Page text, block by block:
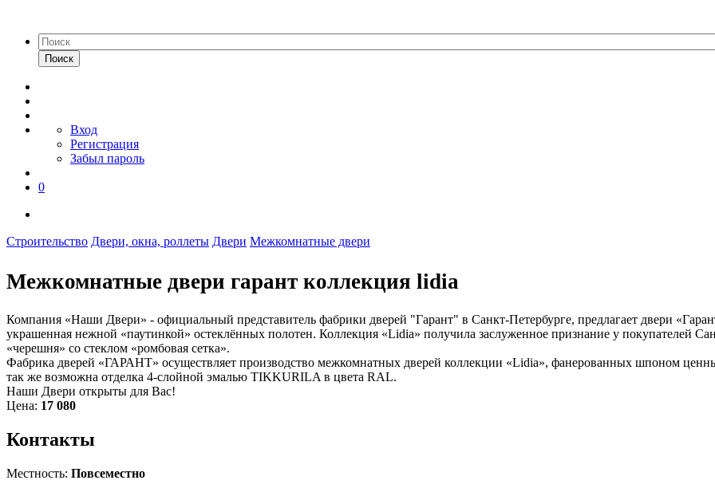
Поиск
Вход
Регистрация
Забыл пароль
0
Строительство Двери, окна, роллеты Двери Межкомнатные двери
Межкомнатные двери гарант коллекция lidia
Компания «Наши Двери» - официальный представитель фабрики дверей "Гарант" в Санкт-Петербурге, предлагает двери
украшенная нежной «паутинкой» остеклённых полотен. Коллекция «Lidia» получила заслуженное признание у покупателей
«черешня» со стеклом «ромбовая сетка».
Фабрика дверей «ГАРАНТ» осуществляет производство межкомнатных дверей коллекции «Lidia», фанерованных шпоном
так же возможна отделка 4-слойной эмалью TIKKURILA в цвета RAL.
Наши Двери открыты для Вас!
Цена: 17 080
Контакты
Местность: Повсеместно